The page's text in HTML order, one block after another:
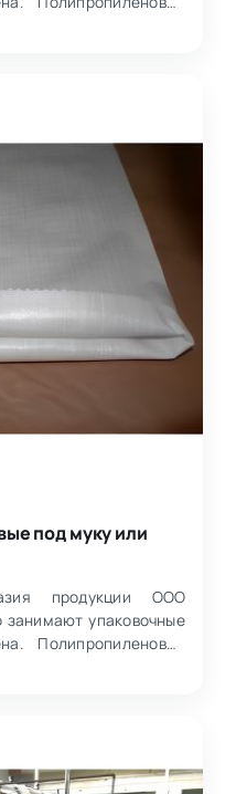
под муку или
продукции ООО
упаковочные
Полипропиленовые